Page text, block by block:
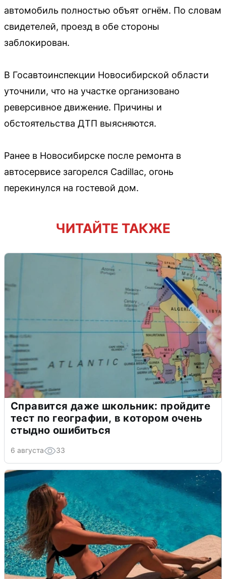
автомобиль полностью объят огнём. По словам
свидетелей, проезд в обе стороны
заблокирован.
В Госавтоинспекции Новосибирской области
уточнили, что на участке организовано
реверсивное движение. Причины и
обстоятельства ДТП выясняются.
Ранее в Новосибирске после ремонта в
автосервисе загорелся Cadillac, огонь
перекинулся на гостевой дом.
ЧИТАЙТЕ ТАКЖЕ
Справится даже школьник: пройдите
тест по географии, в котором очень
стыдно ошибиться
6 августа 33